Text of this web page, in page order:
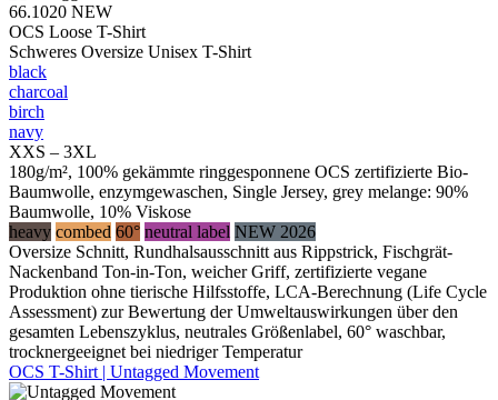
66.1020 NEW
OCS Loose T-Shirt
Schweres Oversize Unisex T-Shirt
black
charcoal
birch
navy
XXS – 3XL
180g/m², 100% gekämmte ringgesponnene OCS zertifizierte Bio-
Baumwolle, enzymgewaschen, Single Jersey, grey melange: 90%
Baumwolle, 10% Viskose
heavy combed 60° neutral label NEW 2026
Oversize Schnitt, Rundhalsausschnitt aus Rippstrick, Fischgrät-
Nackenband Ton-in-Ton, weicher Griff, zertifizierte vegane
Produktion ohne tierische Hilfsstoffe, LCA-Berechnung (Life Cycle
Assessment) zur Bewertung der Umweltauswirkungen über den
gesamten Lebenszyklus, neutrales Größenlabel, 60° waschbar,
trocknergeeignet bei niedriger Temperatur
OCS T-Shirt | Untagged Movement